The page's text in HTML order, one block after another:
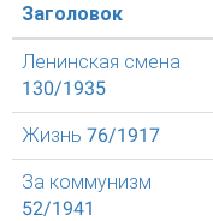
Заголовок
Ленинская смена
130/1935
Жизнь 76/1917
За коммунизм
52/1941